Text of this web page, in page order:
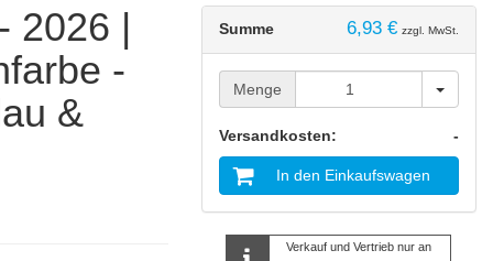
2026 |
-
&
Summe 6,93 € zzgl. MwSt.
Menge Menge
Versandkosten: -
In den Einkaufswagen
Verkauf und Vertrieb nur an